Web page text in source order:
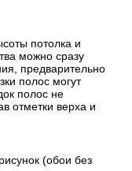
потолка и
можно сразу
предварительно
полос могут
полос не
отметки верха и
(обои без